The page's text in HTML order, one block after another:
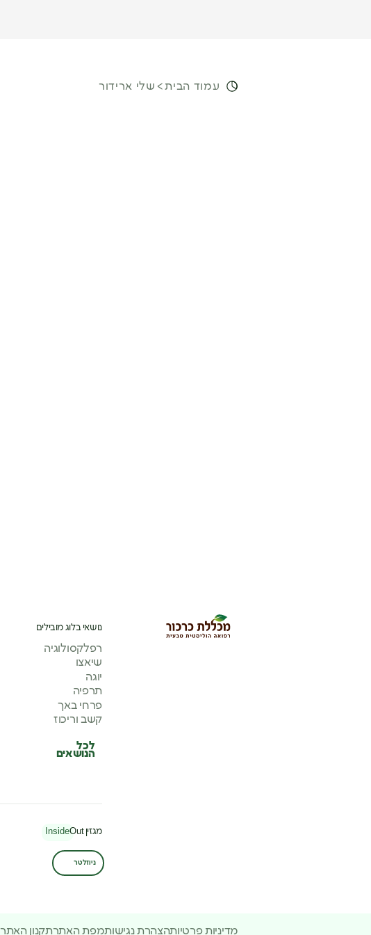
עמוד הבית שלי ארידור
נושאי בלוג מובילים
רפלקסולוגיה
שיאצו
יוגה
תרפיה
פרחי באך
קשב וריכוז
לכל
הנושאים
מגזין InsideOut
ניוזלטר
מדיניות פרטיותהצהרת נגישותמפת האתרתקנון האתר